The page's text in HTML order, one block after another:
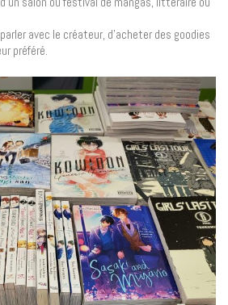
avec le créateur, d’acheter des goodies
préféré.